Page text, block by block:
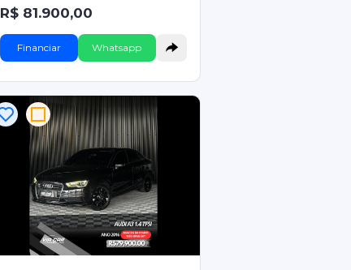
R$ 81.900,00
Financiar Whatsapp